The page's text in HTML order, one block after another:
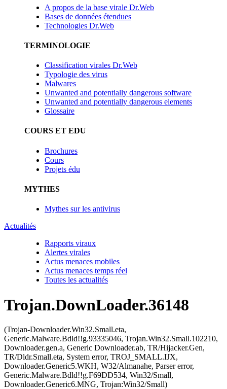
A propos de la base virale Dr.Web
Bases de données étendues
Technologies Dr.Web
TERMINOLOGIE
Classification virales Dr.Web
Typologie des virus
Malwares
Unwanted and potentially dangerous software
Unwanted and potentially dangerous elements
Glossaire
COURS ET EDU
Brochures
Cours
Projets édu
MYTHES
Mythes sur les antivirus
Actualités
Rapports viraux
Alertes virales
Actus menaces mobiles
Actus menaces temps réel
Toutes les actualités
Trojan.DownLoader.36148
(Trojan-Downloader.Win32.Small.eta,
Generic.Malware.Bdld!!g.93335046, Trojan.Win32.Small.102210,
Downloader.gen.a, Generic Downloader.ab, TR/Hijacker.Gen,
TR/Dldr.Small.eta, System error, TROJ_SMALL.IJX,
Downloader.Generic5.WKH, W32/Almanahe, Parser error,
Generic.Malware.Bdld!!g.F69DD534, Win32/Small,
Downloader.Generic6.MNG, Trojan:Win32/Small)